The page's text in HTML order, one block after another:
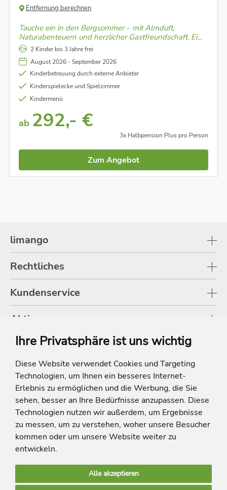
Ihre Privatsphäre ist uns wichtig
Diese Website verwendet Cookies und Targeting
Technologien, um Ihnen ein besseres Internet-
Erlebnis zu ermöglichen und die Werbung, die Sie
sehen, besser an Ihre Bedürfnisse anzupassen. Diese
Technologien nutzen wir außerdem, um Ergebnisse
zu messen, um zu verstehen, woher unsere Besucher
kommen oder um unsere Website weiter zu
entwickeln.
Alle akzeptieren
Entfernung berechnen
Tauche ein in den Bergsommer – mit Almduft,
Naturabenteuern und herzlicher Gastfreundschaft. Ein
Ort, an dem Familien das echte Leben spüren und
unvergessliche Momente zwischen Wiesen, Tieren und
Gipfeln erleben.
2 Kinder bis 3 Jahre frei
August 2026 - September 2026
Kinderbetreuung durch externe Anbieter
Kinderspielecke und Spielzimmer
Kindermenü
ab 292,- €
3x Halbpension Plus pro Person
Zum Angebot
limango
Rechtliches
Kundenservice
Aktionen
Shop
* Die Ersparnis bezieht sich auf die aktuellen Listenpreise der Hotels, bei
Paketangeboten auf die Summe der Preise der Einzelleistungen.
**Streichpreise beziehen sich auf die ursprünglichen Preise des Reiseveranstalters.
limango Apps